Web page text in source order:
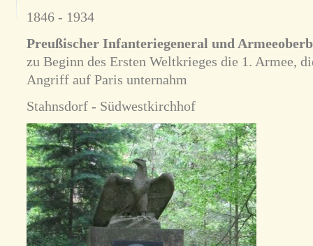
1846 - 1934
Preußischer Infanteriegeneral und
zu Beginn des Ersten Weltkrieges die 1. Armee,
Angriff auf Paris unternahm
Stahnsdorf - Südwestkirchhof